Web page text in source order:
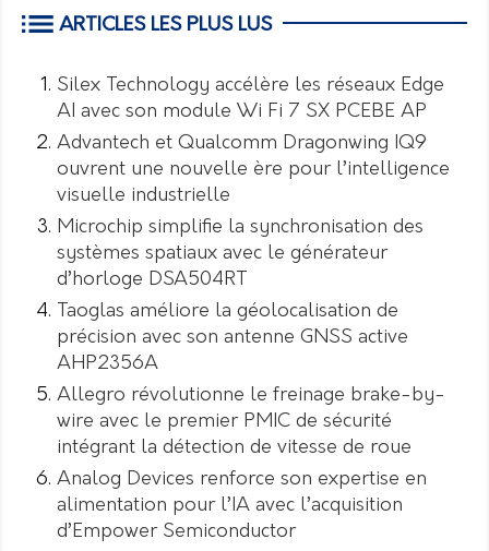
ARTICLES LES PLUS LUS
Silex Technology accélère les réseaux Edge
AI avec son module Wi Fi 7 SX PCEBE AP
Advantech et Qualcomm Dragonwing IQ9
ouvrent une nouvelle ère pour l’intelligence
visuelle industrielle
Microchip simplifie la synchronisation des
systèmes spatiaux avec le générateur
d’horloge DSA504RT
Taoglas améliore la géolocalisation de
précision avec son antenne GNSS active
AHP2356A
Allegro révolutionne le freinage brake-by-
wire avec le premier PMIC de sécurité
intégrant la détection de vitesse de roue
Analog Devices renforce son expertise en
alimentation pour l’IA avec l’acquisition
d’Empower Semiconductor